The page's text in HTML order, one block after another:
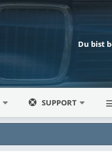
Du bist
SUPPORT